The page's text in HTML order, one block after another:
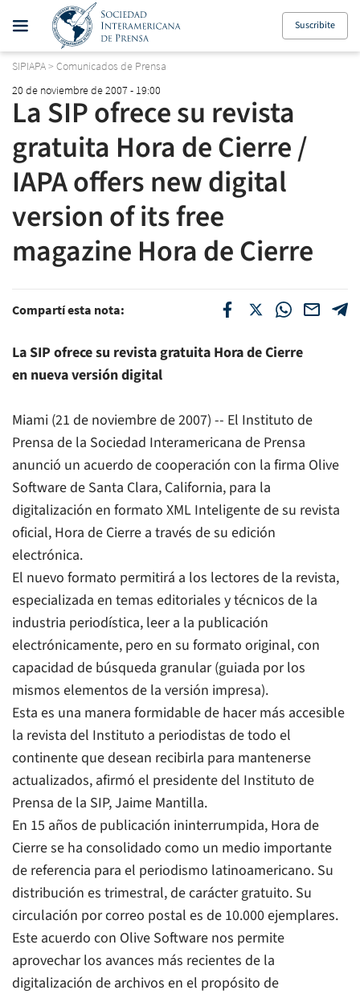
Suscribite
SIPIAPA> Comunicados de Prensa
20 de noviembre de 2007 - 19:00
La SIP ofrece su revista
gratuita Hora de Cierre /
IAPA offers new digital
version of its free
magazine Hora de Cierre
Compartí esta nota:
La SIP ofrece su revista gratuita Hora de Cierre
en nueva versión digital
Miami (21 de noviembre de 2007) -- El Instituto de
Prensa de la Sociedad Interamericana de Prensa
anunció un acuerdo de cooperación con la firma Olive
Software de Santa Clara, California, para la
digitalización en formato XML Inteligente de su revista
oficial, Hora de Cierre a través de su edición
electrónica.
El nuevo formato permitirá a los lectores de la revista,
especializada en temas editoriales y técnicos de la
industria periodística, leer a la publicación
electrónicamente, pero en su formato original, con
capacidad de búsqueda granular (guiada por los
mismos elementos de la versión impresa).
Esta es una manera formidable de hacer más accesible
la revista del Instituto a periodistas de todo el
continente que desean recibirla para mantenerse
actualizados, afirmó el presidente del Instituto de
Prensa de la SIP, Jaime Mantilla.
En 15 años de publicación ininterrumpida, Hora de
Cierrese ha consolidado como un medio importante
de referencia para el periodismo latinoamericano. Su
distribución es trimestral, de carácter gratuito. Su
circulación por correo postal es de 10.000 ejemplares.
Este acuerdo con Olive Software nos permite
aprovechar los avances más recientes de la
digitalización de archivos en el propósito de